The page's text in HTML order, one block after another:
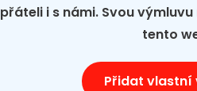
přáteli i s námi. Svou
tento
Přidat vlastní